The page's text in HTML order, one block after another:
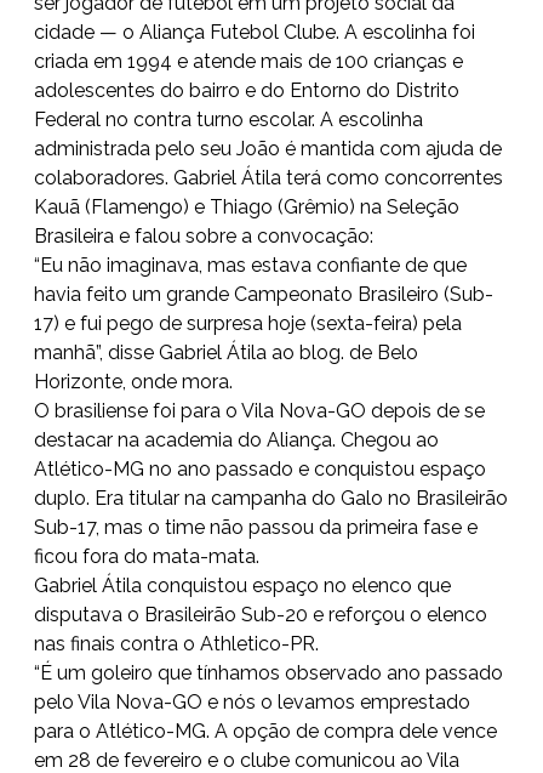
cidade — o Aliança Futebol Clube. A escolinha foi
criada em 1994 e atende mais de 100 crianças e
adolescentes do bairro e do Entorno do Distrito
Federal no contra turno escolar. A escolinha
administrada pelo seu João é mantida com ajuda de
colaboradores. Gabriel Átila terá como concorrentes
Kauã (Flamengo) e Thiago (Grêmio) na Seleção
Brasileira e falou sobre a convocação:
“Eu não imaginava, mas estava confiante de que
havia feito um grande Campeonato Brasileiro (Sub-
17) e fui pego de surpresa hoje (sexta-feira) pela
manhã”, disse Gabriel Átila ao blog. de Belo
Horizonte, onde mora.
O brasiliense foi para o Vila Nova-GO depois de se
destacar na academia do Aliança. Chegou ao
Atlético-MG no ano passado e conquistou espaço
duplo. Era titular na campanha do Galo no Brasileirão
Sub-17, mas o time não passou da primeira fase e
ficou fora do mata-mata.
Gabriel Átila conquistou espaço no elenco que
disputava o Brasileirão Sub-20 e reforçou o elenco
nas finais contra o Athletico-PR.
“É um goleiro que tínhamos observado ano passado
pelo Vila Nova-GO e nós o levamos emprestado
para o Atlético-MG. A opção de compra dele vence
em 28 de fevereiro e o clube comunicou ao Vila